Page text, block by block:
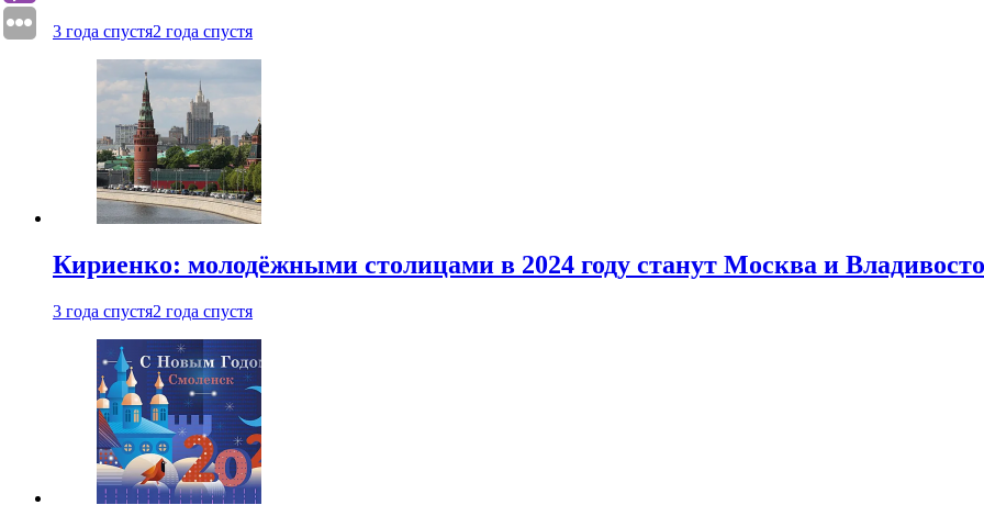
3 года спустя2 года спустя
Кириенко: молодёжными столицами в 2024 году станут Москва и
3 года спустя2 года спустя